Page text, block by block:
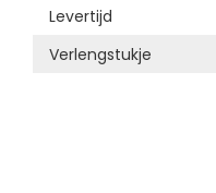
Levertijd
Verlengstukje